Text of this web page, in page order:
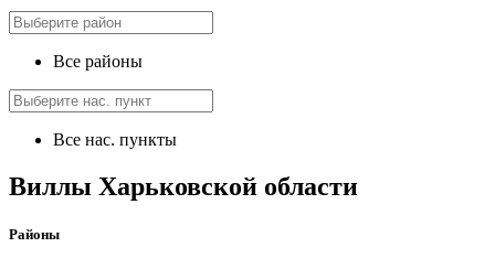
Все районы
Все нас. пункты
Виллы Харьковской области
Районы